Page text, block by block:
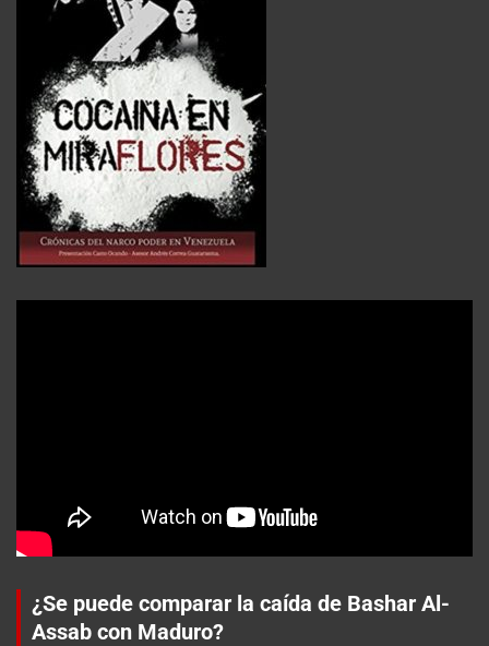
¿Se puede comparar la caída de Bashar Al-
Assab con Maduro?